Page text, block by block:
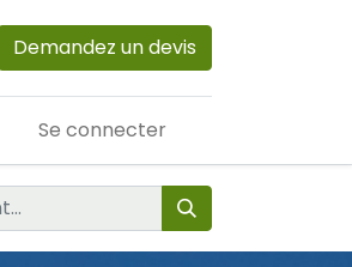
Demandez un devis
Se connecter